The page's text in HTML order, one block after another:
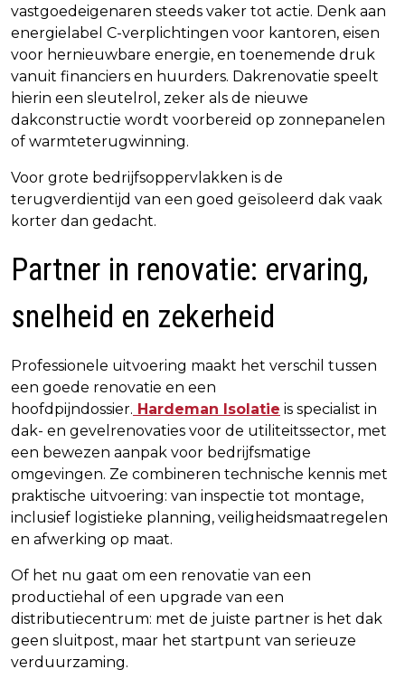
vastgoedeigenaren steeds vaker tot actie. Denk aan
energielabel C-verplichtingen voor kantoren, eisen
voor hernieuwbare energie, en toenemende druk
vanuit financiers en huurders. Dakrenovatie speelt
hierin een sleutelrol, zeker als de nieuwe
dakconstructie wordt voorbereid op zonnepanelen
of warmteterugwinning.
Voor grote bedrijfsoppervlakken is de
terugverdientijd van een goed geïsoleerd dak vaak
korter dan gedacht.
Partner in renovatie: ervaring,
snelheid en zekerheid
Professionele uitvoering maakt het verschil tussen
een goede renovatie en een
hoofdpijndossier. Hardeman Isolatie is specialist in
dak- en gevelrenovaties voor de utiliteitssector, met
een bewezen aanpak voor bedrijfsmatige
omgevingen. Ze combineren technische kennis met
praktische uitvoering: van inspectie tot montage,
inclusief logistieke planning, veiligheidsmaatregelen
en afwerking op maat.
Of het nu gaat om een renovatie van een
productiehal of een upgrade van een
distributiecentrum: met de juiste partner is het dak
geen sluitpost, maar het startpunt van serieuze
verduurzaming.